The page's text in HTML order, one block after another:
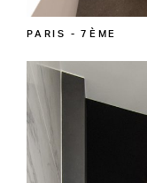
PARIS - 7ÈME